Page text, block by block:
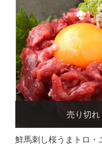
鮮馬刺し桜うまトロ・